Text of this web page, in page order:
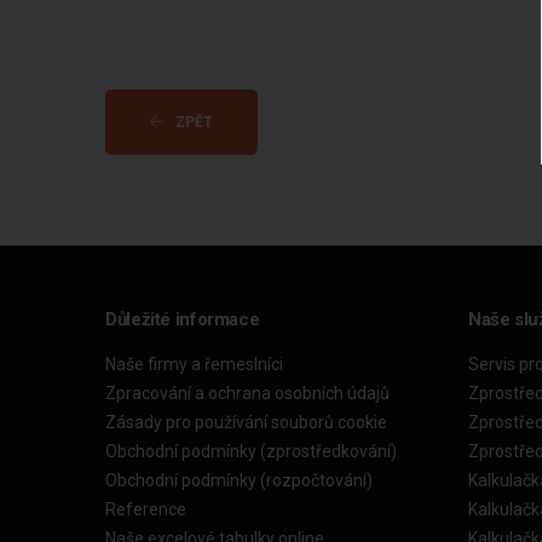
ZPĚT
Důležité informace
Naše firmy a řemeslníci
Zpracování a ochrana osobních údajů
Zásady pro používání souborů cookie
Obchodní podmínky (zprostředkování)
Obchodní podmínky (rozpočtování)
Reference
Naše
Servis